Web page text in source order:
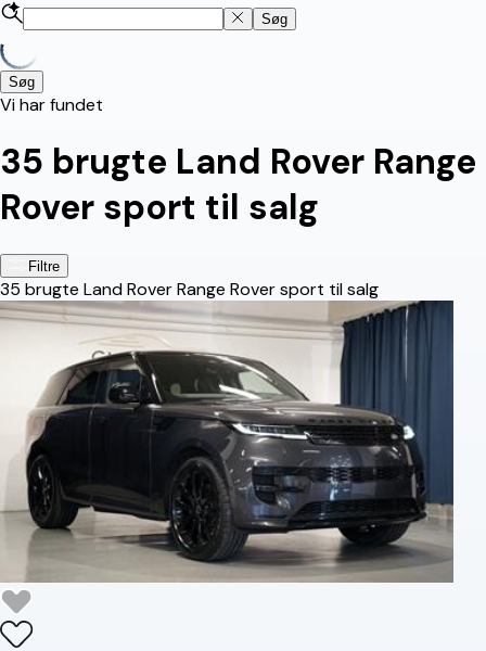
Søg
Søg
Vi har fundet
35 brugte Land Rover Range
Rover sport til salg
Filtre
35 brugte Land Rover Range Rover sport til salg